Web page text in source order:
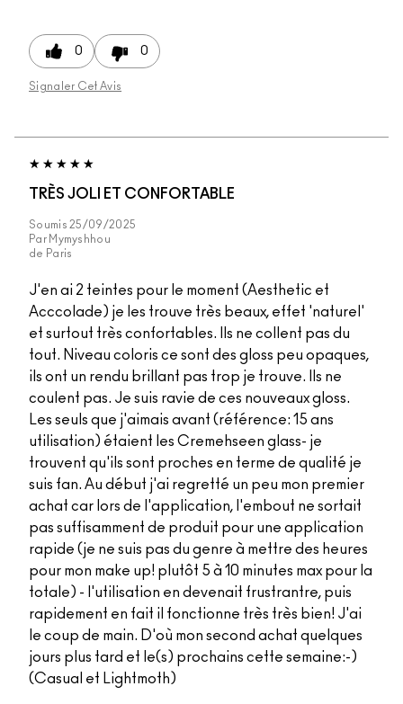
0 0
Signaler Cet Avis
TRÈS JOLI ET CONFORTABLE
Soumis 25/09/2025
Par Mymyshhou
de Paris
J'en ai 2 teintes pour le moment (Aesthetic et
Acccolade) je les trouve très beaux, effet 'naturel'
et surtout très confortables. Ils ne collent pas du
tout. Niveau coloris ce sont des gloss peu opaques,
ils ont un rendu brillant pas trop je trouve. Ils ne
coulent pas. Je suis ravie de ces nouveaux gloss.
Les seuls que j'aimais avant (référence: 15 ans
utilisation) étaient les Cremehseen glass- je
trouvent qu'ils sont proches en terme de qualité je
suis fan. Au début j'ai regretté un peu mon premier
achat car lors de l'application, l'embout ne sortait
pas suffisamment de produit pour une application
rapide (je ne suis pas du genre à mettre des heures
pour mon make up! plutôt 5 à 10 minutes max pour la
totale) - l'utilisation en devenait frustrantre, puis
rapidement en fait il fonctionne très très bien! J'ai
le coup de main. D'où mon second achat quelques
jours plus tard et le(s) prochains cette semaine:-)
(Casual et Lightmoth)